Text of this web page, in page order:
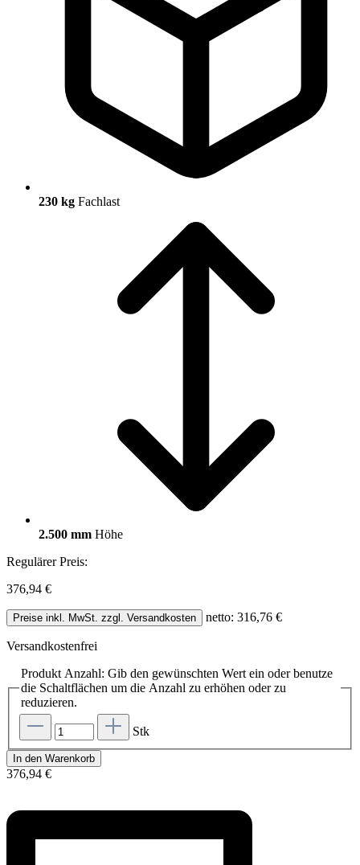
230 kg Fachlast
2.500 mm Höhe
Regulärer Preis:
376,94 €
Preise inkl. MwSt. zzgl. Versandkosten netto: 316,76 €
Versandkostenfrei
Produkt Anzahl: Gib den gewünschten Wert ein oder benutze
die Schaltflächen um die Anzahl zu erhöhen oder zu
reduzieren.
Stk
In den Warenkorb
376,94 €